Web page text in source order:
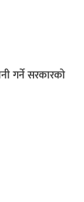
गर्ने सरकारको